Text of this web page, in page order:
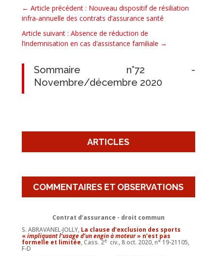
← Article précédent : Nouveau dispositif de résiliation
infra-annuelle des contrats d’assurance santé
Article suivant : Absence de réduction de
l’indemnisation en cas d’assistance familiale →
Sommaire n°72 -
Novembre/décembre 2020
ARTICLES
COMMENTAIRES ET OBSERVATIONS
Contrat d’assurance - droit commun
S. ABRAVANEL-JOLLY, La clause d’exclusion des sports
«impliquant l’usage d’un engin à moteur» n’est pas
formelle et limitée, Cass. 2eciv., 8 oct. 2020, n° 19-21105,
F-D